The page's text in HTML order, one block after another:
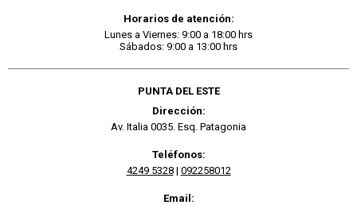
Horarios de atención:
Lunes a Viernes: 9:00 a 18:00 hrs
Sábados: 9:00 a 13:00 hrs
PUNTA DEL ESTE
Dirección:
Av. Italia 0035. Esq. Patagonia
Teléfonos:
4249 5328| 092258012
Email: